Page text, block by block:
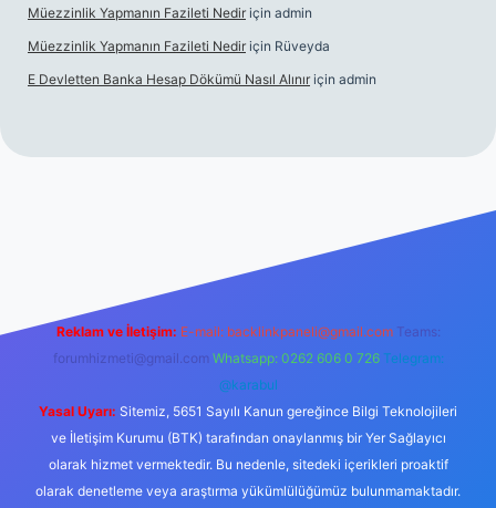
Müezzinlik Yapmanın Fazileti Nedir için admin
Müezzinlik Yapmanın Fazileti Nedir için Rüveyda
E Devletten Banka Hesap Dökümü Nasıl Alınır için admin
Reklam ve İletişim: E-mail: backlinkpaneli@gmail.com Teams:
forumhizmeti@gmail.com Whatsapp: 0262 606 0 726 Telegram:
@karabul
Yasal Uyarı: Sitemiz, 5651 Sayılı Kanun gereğince Bilgi Teknolojileri
ve İletişim Kurumu (BTK) tarafından onaylanmış bir Yer Sağlayıcı
olarak hizmet vermektedir. Bu nedenle, sitedeki içerikleri proaktif
olarak denetleme veya araştırma yükümlülüğümüz bulunmamaktadır.